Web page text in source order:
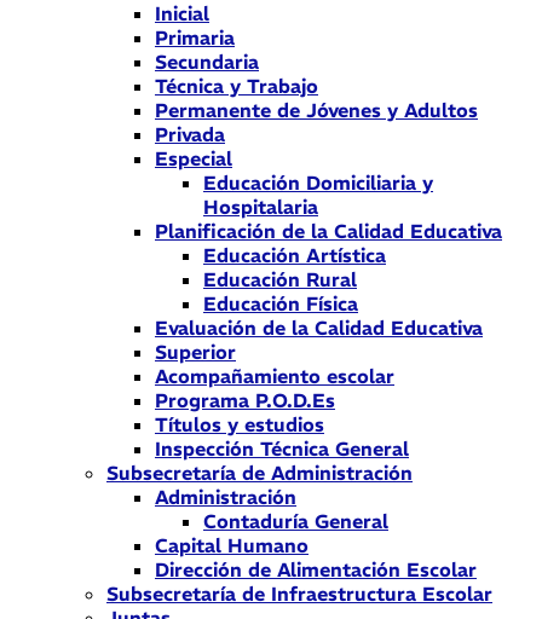
Inicial
Primaria
Secundaria
Técnica y Trabajo
Permanente de Jóvenes y Adultos
Privada
Especial
Educación Domiciliaria y
Hospitalaria
Planificación de la Calidad Educativa
Educación Artística
Educación Rural
Educación Física
Evaluación de la Calidad Educativa
Superior
Acompañamiento escolar
Programa P.O.D.Es
Títulos y estudios
Inspección Técnica General
Subsecretaría de Administración
Administración
Contaduría General
Capital Humano
Dirección de Alimentación Escolar
Subsecretaría de Infraestructura Escolar